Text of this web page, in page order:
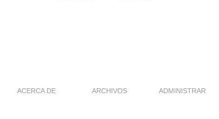
ACERCA DE ARCHIVOS ADMINISTRAR